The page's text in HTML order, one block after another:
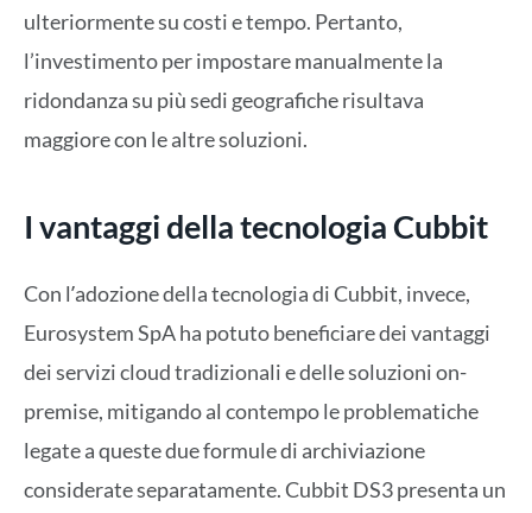
ulteriormente su costi e tempo. Pertanto,
l’investimento per impostare manualmente la
ridondanza su più sedi geografiche risultava
maggiore con le altre soluzioni.
I vantaggi della tecnologia Cubbit
Con lʼadozione della tecnologia di Cubbit, invece,
Eurosystem SpA ha potuto beneficiare dei vantaggi
dei servizi cloud tradizionali e delle soluzioni on-
premise, mitigando al contempo le problematiche
legate a queste due formule di archiviazione
considerate separatamente. Cubbit DS3 presenta un